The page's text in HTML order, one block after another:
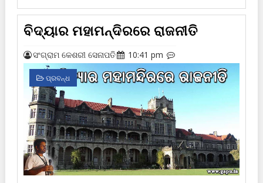
ବିଦ୍ୟାର ମହାମନ୍ଦିରରେ ରାଜନୀତି
ସଂଗ୍ରାମ କେଶରୀ ସେନାପତି 10:41 pm
ପ୍ରବନ୍ଧ